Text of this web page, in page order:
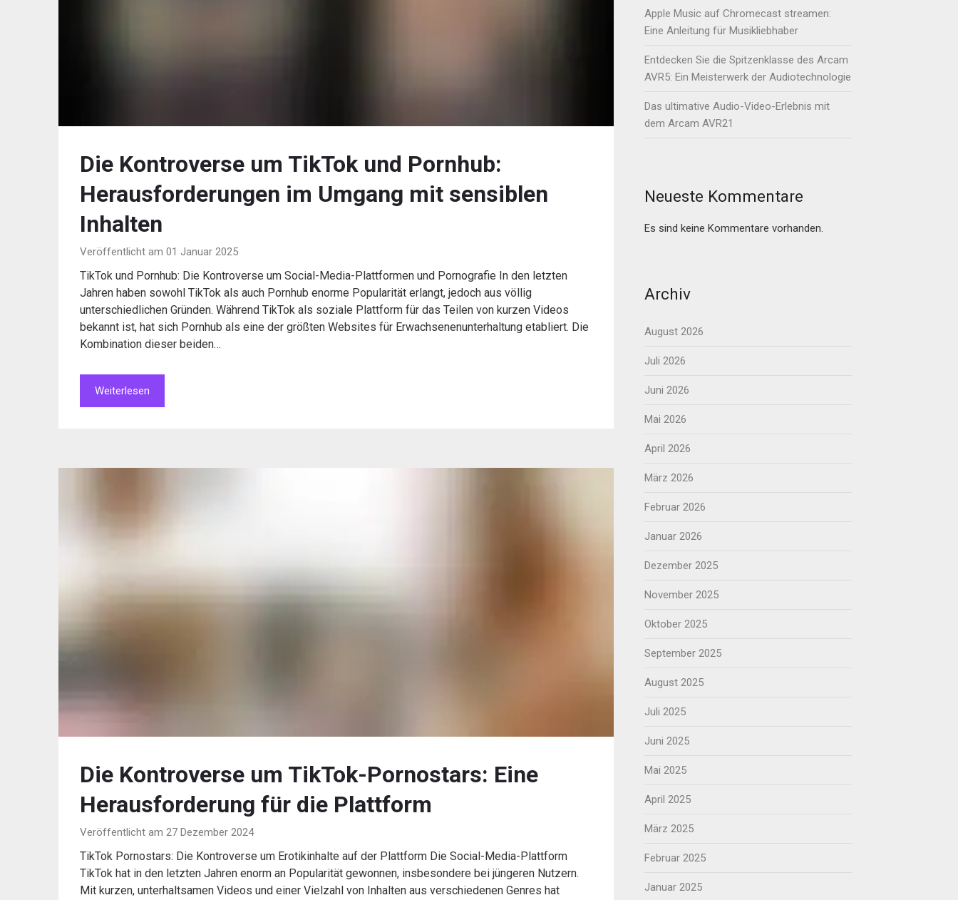
Die Kontroverse um TikTok und Pornhub:
Herausforderungen im Umgang mit sensiblen
Inhalten
Veröffentlicht am 01 Januar 2025
TikTok und Pornhub: Die Kontroverse um Social-Media-Plattformen und Pornografie In den letzten
Jahren haben sowohl TikTok als auch Pornhub enorme Popularität erlangt, jedoch aus völlig
unterschiedlichen Gründen. Während TikTok als soziale Plattform für das Teilen von kurzen Videos
bekannt ist, hat sich Pornhub als eine der größten Websites für Erwachsenenunterhaltung etabliert. Die
Kombination dieser beiden…
Weiterlesen
Die Kontroverse um TikTok-Pornostars: Eine
Herausforderung für die Plattform
Veröffentlicht am 27 Dezember 2024
TikTok Pornostars: Die Kontroverse um Erotikinhalte auf der Plattform Die Social-Media-Plattform
TikTok hat in den letzten Jahren enorm an Popularität gewonnen, insbesondere bei jüngeren Nutzern.
Mit kurzen, unterhaltsamen Videos und einer Vielzahl von Inhalten aus verschiedenen Genres hat
Apple Music auf Chromecast streamen:
Eine Anleitung für Musikliebhaber
Entdecken Sie die Spitzenklasse des Arcam
AVR5: Ein Meisterwerk der Audiotechnologie
Das ultimative Audio-Video-Erlebnis mit
dem Arcam AVR21
Neueste Kommentare
Es sind keine Kommentare vorhanden.
Archiv
August 2026
Juli 2026
Juni 2026
Mai 2026
April 2026
März 2026
Februar 2026
Januar 2026
Dezember 2025
November 2025
Oktober 2025
September 2025
August 2025
Juli 2025
Juni 2025
Mai 2025
April 2025
März 2025
Februar 2025
Januar 2025